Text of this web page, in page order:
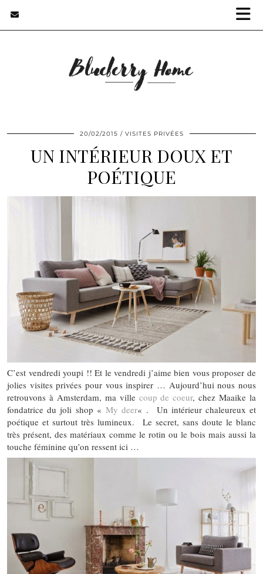
20/02/2015 VISITES PRIVÉES
UN INTÉRIEUR DOUX ET
POÉTIQUE
C’est vendredi youpi !! Et le vendredi j’aime bien vous proposer de
jolies visites privées pour vous inspirer … Aujourd’hui nous nous
retrouvons à Amsterdam, ma ville coup de coeur, chez Maaike la
fondatrice du joli shop « My deer« . Un intérieur chaleureux et
poétique et surtout très lumineux. Le secret, sans doute le blanc
très présent, des matériaux comme le rotin ou le bois mais aussi la
touche féminine qu’on ressent ici …